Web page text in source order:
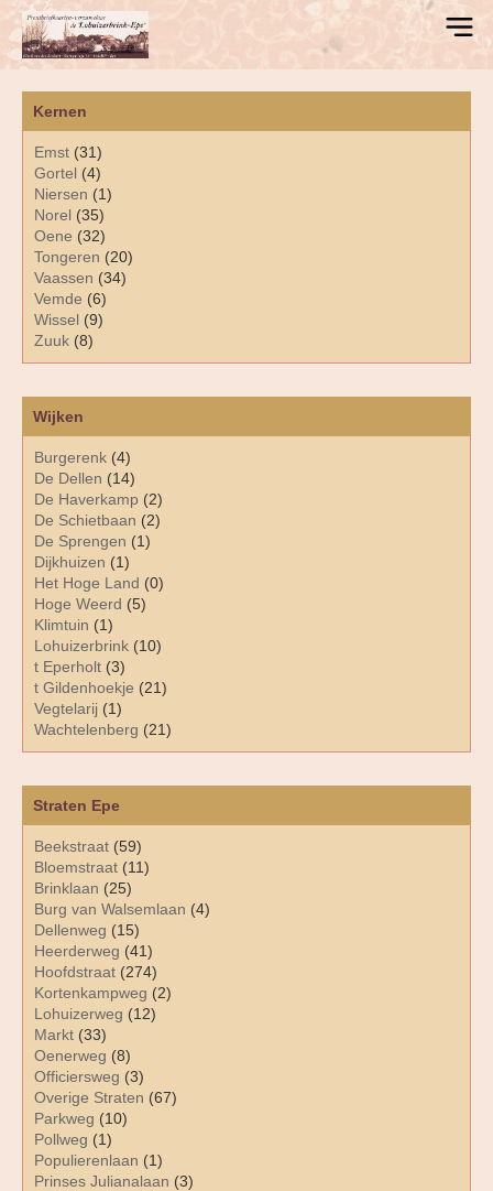
Kernen
Emst (31)
Gortel (4)
Niersen (1)
Norel (35)
Oene (32)
Tongeren (20)
Vaassen (34)
Vemde (6)
Wissel (9)
Zuuk (8)
Straten Epe
Beekstraat (59)
Bloemstraat (11)
Brinklaan (25)
Burg van Walsemlaan (4)
Dellenweg (15)
Heerderweg (41)
Hoofdstraat (274)
Kortenkampweg (2)
Lohuizerweg (12)
Markt (33)
Oenerweg (8)
Officiersweg (3)
Overige Straten (67)
Parkweg (10)
Pollweg (1)
Populierenlaan (1)
Prinses Julianalaan (3)
Wijken
Burgerenk (4)
De Dellen (14)
De Haverkamp (2)
De Schietbaan (2)
De Sprengen (1)
Dijkhuizen (1)
Het Hoge Land (0)
Hoge Weerd (5)
Klimtuin (1)
Lohuizerbrink (10)
t Eperholt (3)
t Gildenhoekje (21)
Vegtelarij (1)
Wachtelenberg (21)